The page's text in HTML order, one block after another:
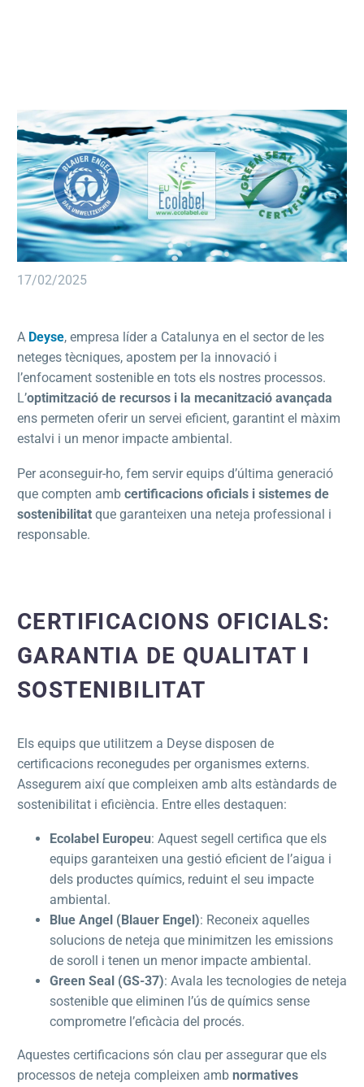
17/02/2025
A Deyse, empresa líder a Catalunya en el sector de les
neteges tècniques, apostem per la innovació i
l’enfocament sostenible en tots els nostres processos.
L’optimització de recursos i la mecanització avançada
ens permeten oferir un servei eficient, garantint el màxim
estalvi i un menor impacte ambiental.
Per aconseguir-ho, fem servir equips d’última generació
que compten amb certificacions oficials i sistemes de
sostenibilitat que garanteixen una neteja professional i
responsable.
CERTIFICACIONS OFICIALS:
GARANTIA DE QUALITAT I
SOSTENIBILITAT
Els equips que utilitzem a Deyse disposen de
certificacions reconegudes per organismes externs.
Assegurem així que compleixen amb alts estàndards de
sostenibilitat i eficiència. Entre elles destaquen:
Ecolabel Europeu: Aquest segell certifica que els
equips garanteixen una gestió eficient de l’aigua i
dels productes químics, reduint el seu impacte
ambiental.
Blue Angel (Blauer Engel): Reconeix aquelles
solucions de neteja que minimitzen les emissions
de soroll i tenen un menor impacte ambiental.
Green Seal (GS-37): Avala les tecnologies de neteja
sostenible que eliminen l’ús de químics sense
comprometre l’eficàcia del procés.
Aquestes certificacions són clau per assegurar que els
processos de neteja compleixen amb normatives